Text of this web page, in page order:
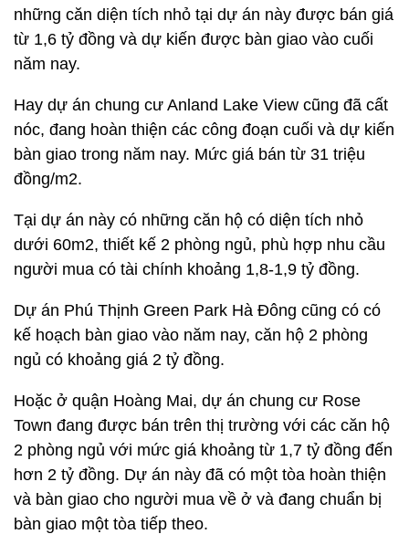
những căn diện tích nhỏ tại dự án này được bán giá
từ 1,6 tỷ đồng và dự kiến được bàn giao vào cuối
năm nay.
Hay dự án chung cư Anland Lake View cũng đã cất
nóc, đang hoàn thiện các công đoạn cuối và dự kiến
bàn giao trong năm nay. Mức giá bán từ 31 triệu
đồng/m2.
Tại dự án này có những căn hộ có diện tích nhỏ
dưới 60m2, thiết kế 2 phòng ngủ, phù hợp nhu cầu
người mua có tài chính khoảng 1,8-1,9 tỷ đồng.
Dự án Phú Thịnh Green Park Hà Đông cũng có có
kế hoạch bàn giao vào năm nay, căn hộ 2 phòng
ngủ có khoảng giá 2 tỷ đồng.
Hoặc ở quận Hoàng Mai, dự án chung cư Rose
Town đang được bán trên thị trường với các căn hộ
2 phòng ngủ với mức giá khoảng từ 1,7 tỷ đồng đến
hơn 2 tỷ đồng. Dự án này đã có một tòa hoàn thiện
và bàn giao cho người mua về ở và đang chuẩn bị
bàn giao một tòa tiếp theo.